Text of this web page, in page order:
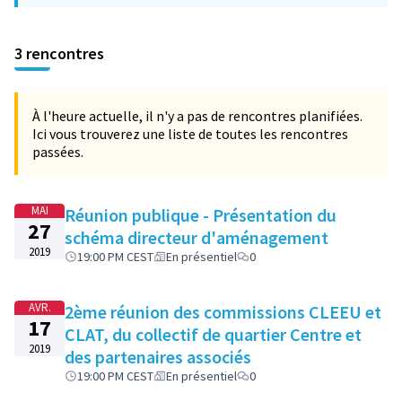
3 rencontres
À l'heure actuelle, il n'y a pas de rencontres planifiées.
Ici vous trouverez une liste de toutes les rencontres
passées.
MAI
27
2019
Réunion publique - Présentation du
schéma directeur d'aménagement
19:00 PM CEST En présentiel 0
AVR.
17
2019
2ème réunion des commissions CLEEU et
CLAT, du collectif de quartier Centre et
des partenaires associés
19:00 PM CEST En présentiel 0